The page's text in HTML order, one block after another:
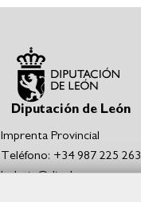
Diputación de León
Imprenta Provincial
Teléfono: +34 987 225 263
boletin@dipuleon.es